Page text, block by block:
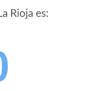
Rioja es: